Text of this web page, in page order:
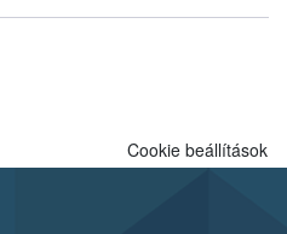
Cookie beállítások